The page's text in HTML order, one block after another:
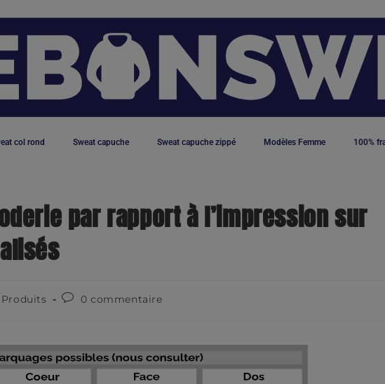
col rond Sweat capuche Sweat capuche zippé Modèles Femme 100%
par rapport à l’impression sur
Produits 0 commentaire